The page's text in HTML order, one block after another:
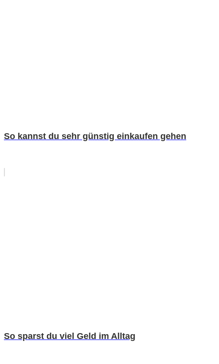
So kannst du sehr günstig einkaufen gehen
So sparst du viel Geld im Alltag